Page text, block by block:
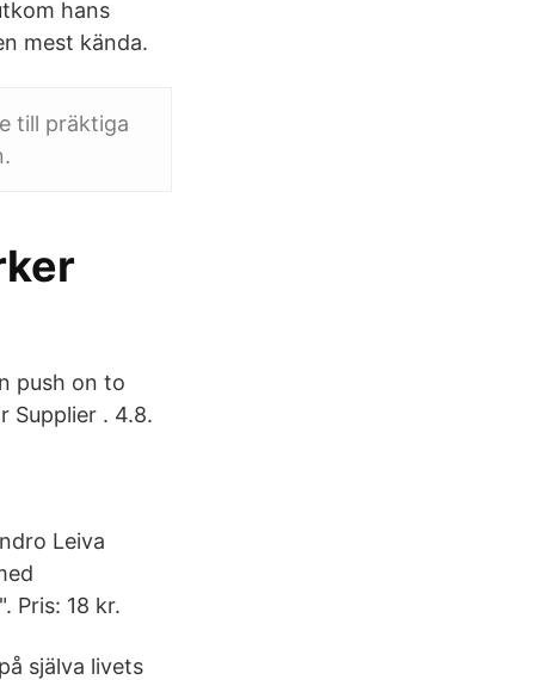
hans
mest kända.
till präktiga
push on to
Supplier . 4.8.
Leiva
Pris: 18 kr.
själva livets